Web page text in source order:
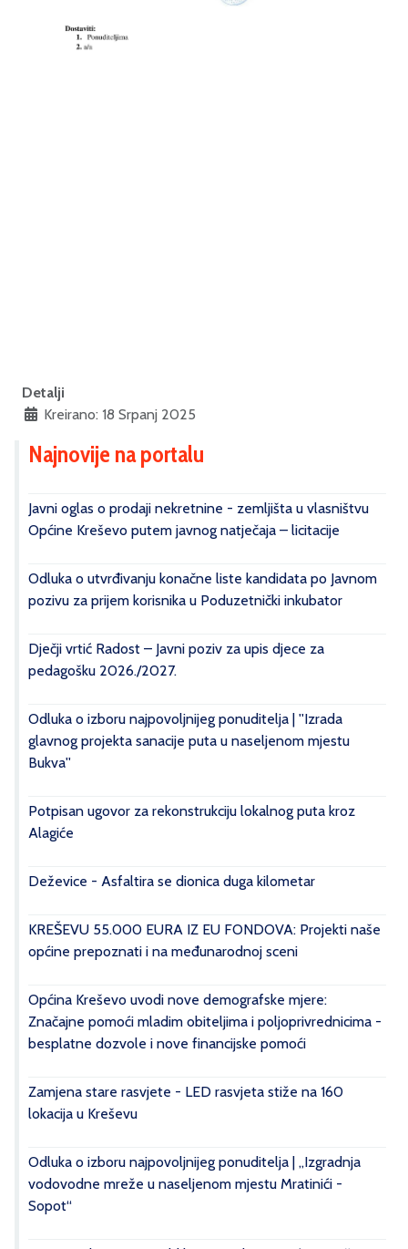
Detalji
Kreirano: 18 Srpanj 2025
Najnovije na portalu
Javni oglas o prodaji nekretnine - zemljišta u vlasništvu
Općine Kreševo putem javnog natječaja – licitacije
Odluka o utvrđivanju konačne liste kandidata po Javnom
pozivu za prijem korisnika u Poduzetnički inkubator
Dječji vrtić Radost – Javni poziv za upis djece za
pedagošku 2026./2027.
Odluka o izboru najpovoljnijeg ponuditelja | ''Izrada
glavnog projekta sanacije puta u naseljenom mjestu
Bukva''
Potpisan ugovor za rekonstrukciju lokalnog puta kroz
Alagiće
Deževice - Asfaltira se dionica duga kilometar
KREŠEVU 55.000 EURA IZ EU FONDOVA: Projekti naše
općine prepoznati i na međunarodnoj sceni
Općina Kreševo uvodi nove demografske mjere:
Značajne pomoći mladim obiteljima i poljoprivrednicima -
besplatne dozvole i nove financijske pomoći
Zamjena stare rasvjete - LED rasvjeta stiže na 160
lokacija u Kreševu
Odluka o izboru najpovoljnijeg ponuditelja | „Izgradnja
vodovodne mreže u naseljenom mjestu Mratinići -
Sopot“